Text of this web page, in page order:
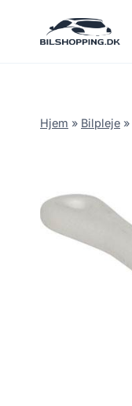
Hjem » Bilpleje »